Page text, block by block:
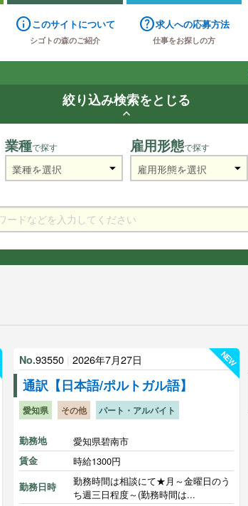
infoこのサイトについて
シゴトの森のご紹介
help求人への応募方法
仕事をお探しの方
絞り込み検索をとじる
keyboard_arrow_up
業種で探す 雇用形態で探す
No.93550 2026年7月27日
通訳【日本語/ポルトガル語】
愛知県 その他 パート・アルバイト
勤務地 愛知県碧南市
賃金 時給1300円
勤務日時
勤務時間は相談にて★月～金曜日のう
ち週三日程度～(勤務時間は...
NEW